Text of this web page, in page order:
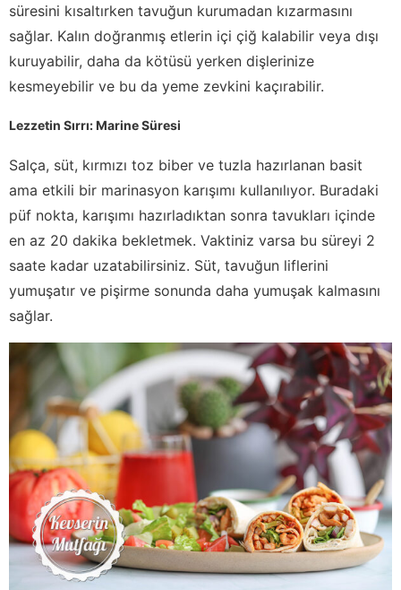
süresini kısaltırken tavuğun kurumadan kızarmasını
sağlar. Kalın doğranmış etlerin içi çiğ kalabilir veya dışı
kuruyabilir, daha da kötüsü yerken dişlerinize
kesmeyebilir ve bu da yeme zevkini kaçırabilir.
Lezzetin Sırrı: Marine Süresi
Salça, süt, kırmızı toz biber ve tuzla hazırlanan basit
ama etkili bir marinasyon karışımı kullanılıyor. Buradaki
püf nokta, karışımı hazırladıktan sonra tavukları içinde
en az 20 dakika bekletmek. Vaktiniz varsa bu süreyi 2
saate kadar uzatabilirsiniz. Süt, tavuğun liflerini
yumuşatır ve pişirme sonunda daha yumuşak kalmasını
sağlar.